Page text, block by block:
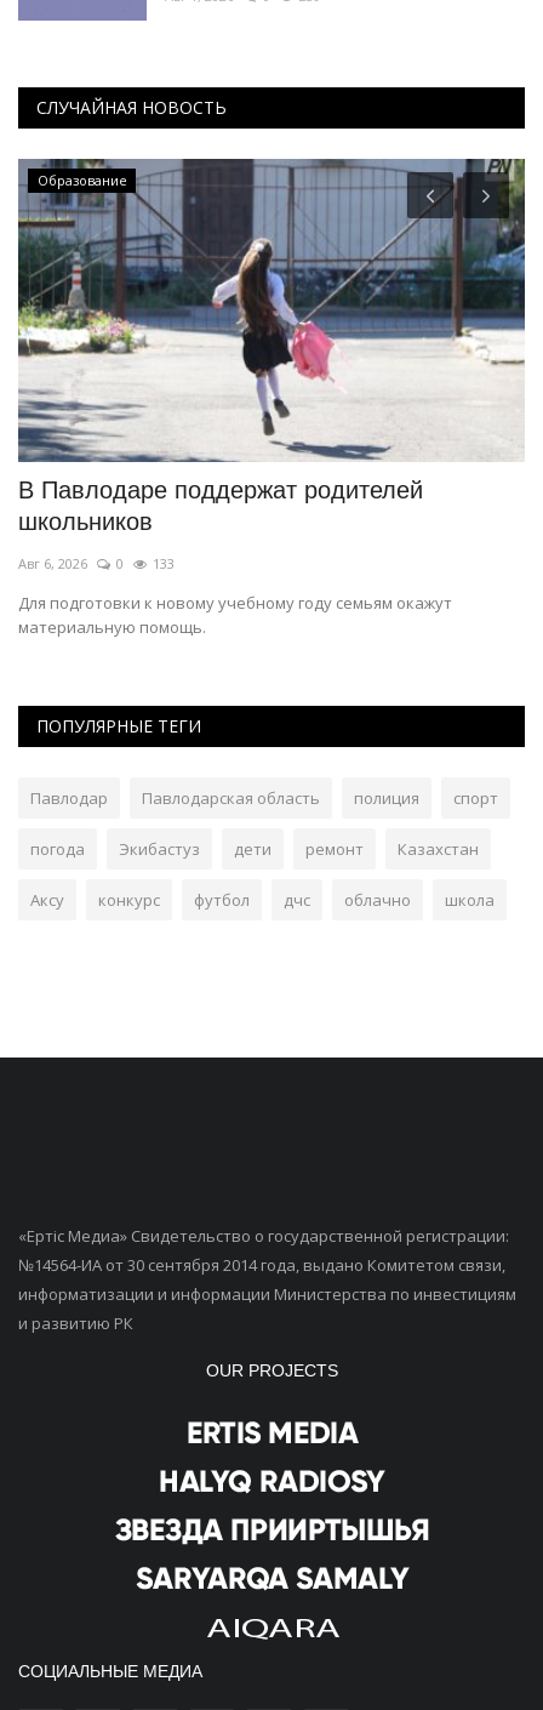
СЛУЧАЙНАЯ НОВОСТЬ
Образование
В Павлодаре поддержат родителей
школьников
Авг 6, 2026 0 133
Для подготовки к новому учебному году семьям окажут
материальную помощь.
ПОПУЛЯРНЫЕ ТЕГИ
Павлодар Павлодарская область полиция спорт
погода Экибастуз дети ремонт Казахстан
Аксу конкурс футбол дчс облачно школа
«Ертiс Медиа» Свидетельство о государственной регистрации:
№14564-ИА от 30 сентября 2014 года, выдано Комитетом связи,
информатизации и информации Министерства по инвестициям
и развитию РК
OUR PROJECTS
СОЦИАЛЬНЫЕ МЕДИА